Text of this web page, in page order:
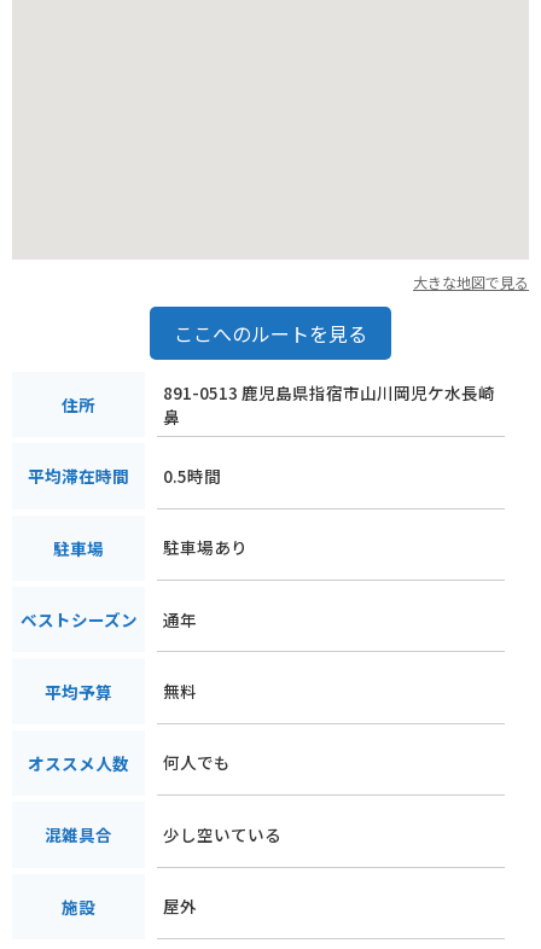
大きな地図で見る
ここへのルートを見る
住所
891-0513 鹿児島県指宿市山川岡児ケ水長崎
鼻
平均滞在時間 0.5時間
駐車場 駐車場あり
ベストシーズン 通年
平均予算 無料
オススメ人数 何人でも
混雑具合 少し空いている
施設 屋外